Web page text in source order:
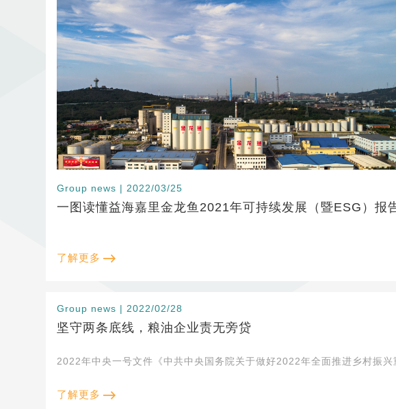
Group news | 2022/03/25
一图读懂益海嘉里金龙鱼2021年可持续发展（暨ESG）报
了解更多
Group news | 2022/02/28
坚守两条底线，粮油企业责无旁贷
2022年中央一号文件《中共中央国务院关于做好2022年全面推进乡村振
了解更多